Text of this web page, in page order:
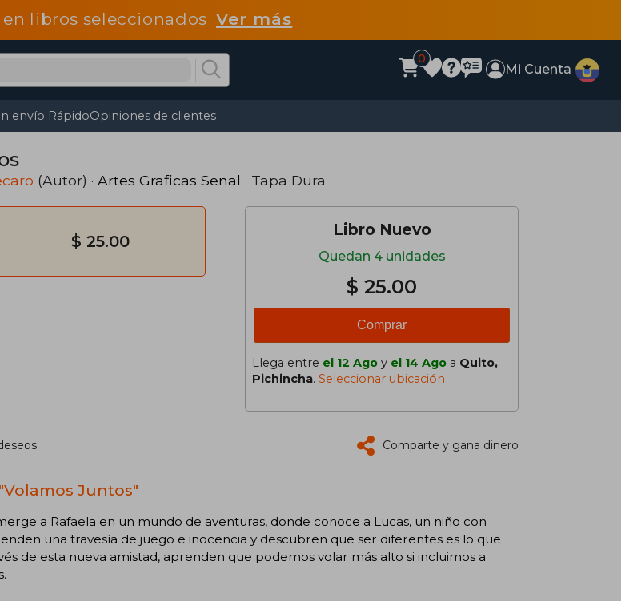
en libros seleccionadosVer más
0
Mi Cuenta
envío RápidoOpiniones de clientes
(Autor) · Artes Graficas Senal · Tapa Dura
$ 25.00
Libro Nuevo
Quedan 4 unidades
$ 25.00
Comprar
Llega entre el 12 Ago y el 14 Ago a Quito,
Pichincha. Seleccionar ubicación
Comparte y gana dinero
Juntos"
a Rafaela en un mundo de aventuras, donde conoce a Lucas, un niño con
una travesía de juego e inocencia y descubren que ser diferentes es lo que
de esta nueva amistad, aprenden que podemos volar más alto si incluimos a